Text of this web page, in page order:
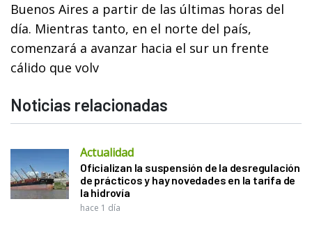
Buenos Aires a partir de las últimas horas del
día. Mientras tanto, en el norte del país,
comenzará a avanzar hacia el sur un frente
cálido que volv
Noticias relacionadas
Actualidad
Oficializan la suspensión de la desregulación
de prácticos y hay novedades en la tarifa de
la hidrovía
hace 1 día